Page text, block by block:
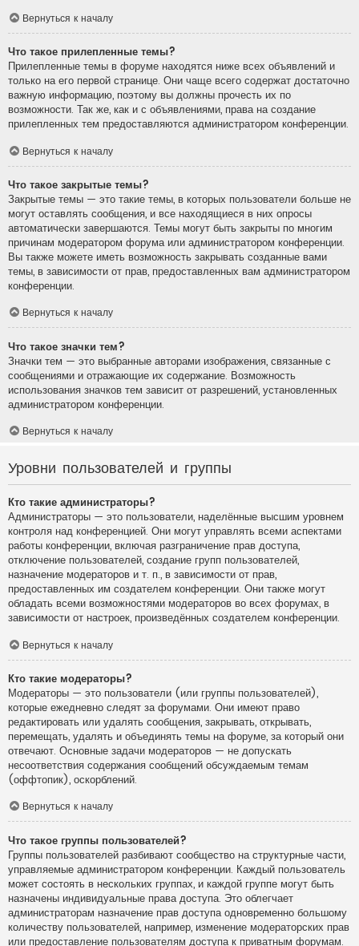
Вернуться к началу
Что такое прилепленные темы?
Прилепленные темы в форуме находятся ниже всех объявлений и
только на его первой странице. Они чаще всего содержат достаточно
важную информацию, поэтому вы должны прочесть их по
возможности. Так же, как и с объявлениями, права на создание
прилепленных тем предоставляются администратором конференции.
Вернуться к началу
Что такое закрытые темы?
Закрытые темы — это такие темы, в которых пользователи больше не
могут оставлять сообщения, и все находящиеся в них опросы
автоматически завершаются. Темы могут быть закрыты по многим
причинам модератором форума или администратором конференции.
Вы также можете иметь возможность закрывать созданные вами
темы, в зависимости от прав, предоставленных вам администратором
конференции.
Вернуться к началу
Что такое значки тем?
Значки тем — это выбранные авторами изображения, связанные с
сообщениями и отражающие их содержание. Возможность
использования значков тем зависит от разрешений, установленных
администратором конференции.
Вернуться к началу
Уровни пользователей и группы
Кто такие администраторы?
Администраторы — это пользователи, наделённые высшим уровнем
контроля над конференцией. Они могут управлять всеми аспектами
работы конференции, включая разграничение прав доступа,
отключение пользователей, создание групп пользователей,
назначение модераторов и т. п., в зависимости от прав,
предоставленных им создателем конференции. Они также могут
обладать всеми возможностями модераторов во всех форумах, в
зависимости от настроек, произведённых создателем конференции.
Вернуться к началу
Кто такие модераторы?
Модераторы — это пользователи (или группы пользователей),
которые ежедневно следят за форумами. Они имеют право
редактировать или удалять сообщения, закрывать, открывать,
перемещать, удалять и объединять темы на форуме, за который они
отвечают. Основные задачи модераторов — не допускать
несоответствия содержания сообщений обсуждаемым темам
(оффтопик), оскорблений.
Вернуться к началу
Что такое группы пользователей?
Группы пользователей разбивают сообщество на структурные части,
управляемые администратором конференции. Каждый пользователь
может состоять в нескольких группах, и каждой группе могут быть
назначены индивидуальные права доступа. Это облегчает
администраторам назначение прав доступа одновременно большому
количеству пользователей, например, изменение модераторских прав
или предоставление пользователям доступа к приватным форумам.